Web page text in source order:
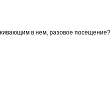
в нем, разовое посещение?